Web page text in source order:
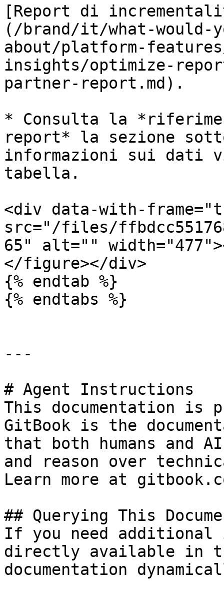
[Report di
(/brand/it/what-
about/platform-
insights/optimize-
partner-report.md).
* Consulta la
report* la sezione
informazioni sui dati
tabella.
<div data-with-
src="/files/
65" alt=""
</figure></div>
{% endtab %}
{% endtabs %}
---
# Agent Instructions
This documentation is
GitBook is the
that both humans and
and reason over
Learn more at
## Querying This
If you need
directly available in
documentation